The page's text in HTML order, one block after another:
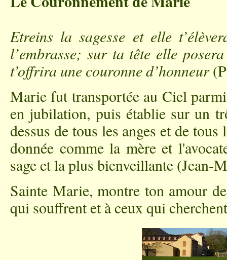
Etreins la sagesse et elle
l’embrasse; sur ta tête elle
t’offrira une couronne d’honneur
Marie fut transportée au Ciel
en jubilation, puis établie sur un
dessus de tous les anges et de
donnée comme la mère et
sage et la plus bienveillante (Jean-
Sainte Marie, montre ton amour
qui souffrent et à ceux qui